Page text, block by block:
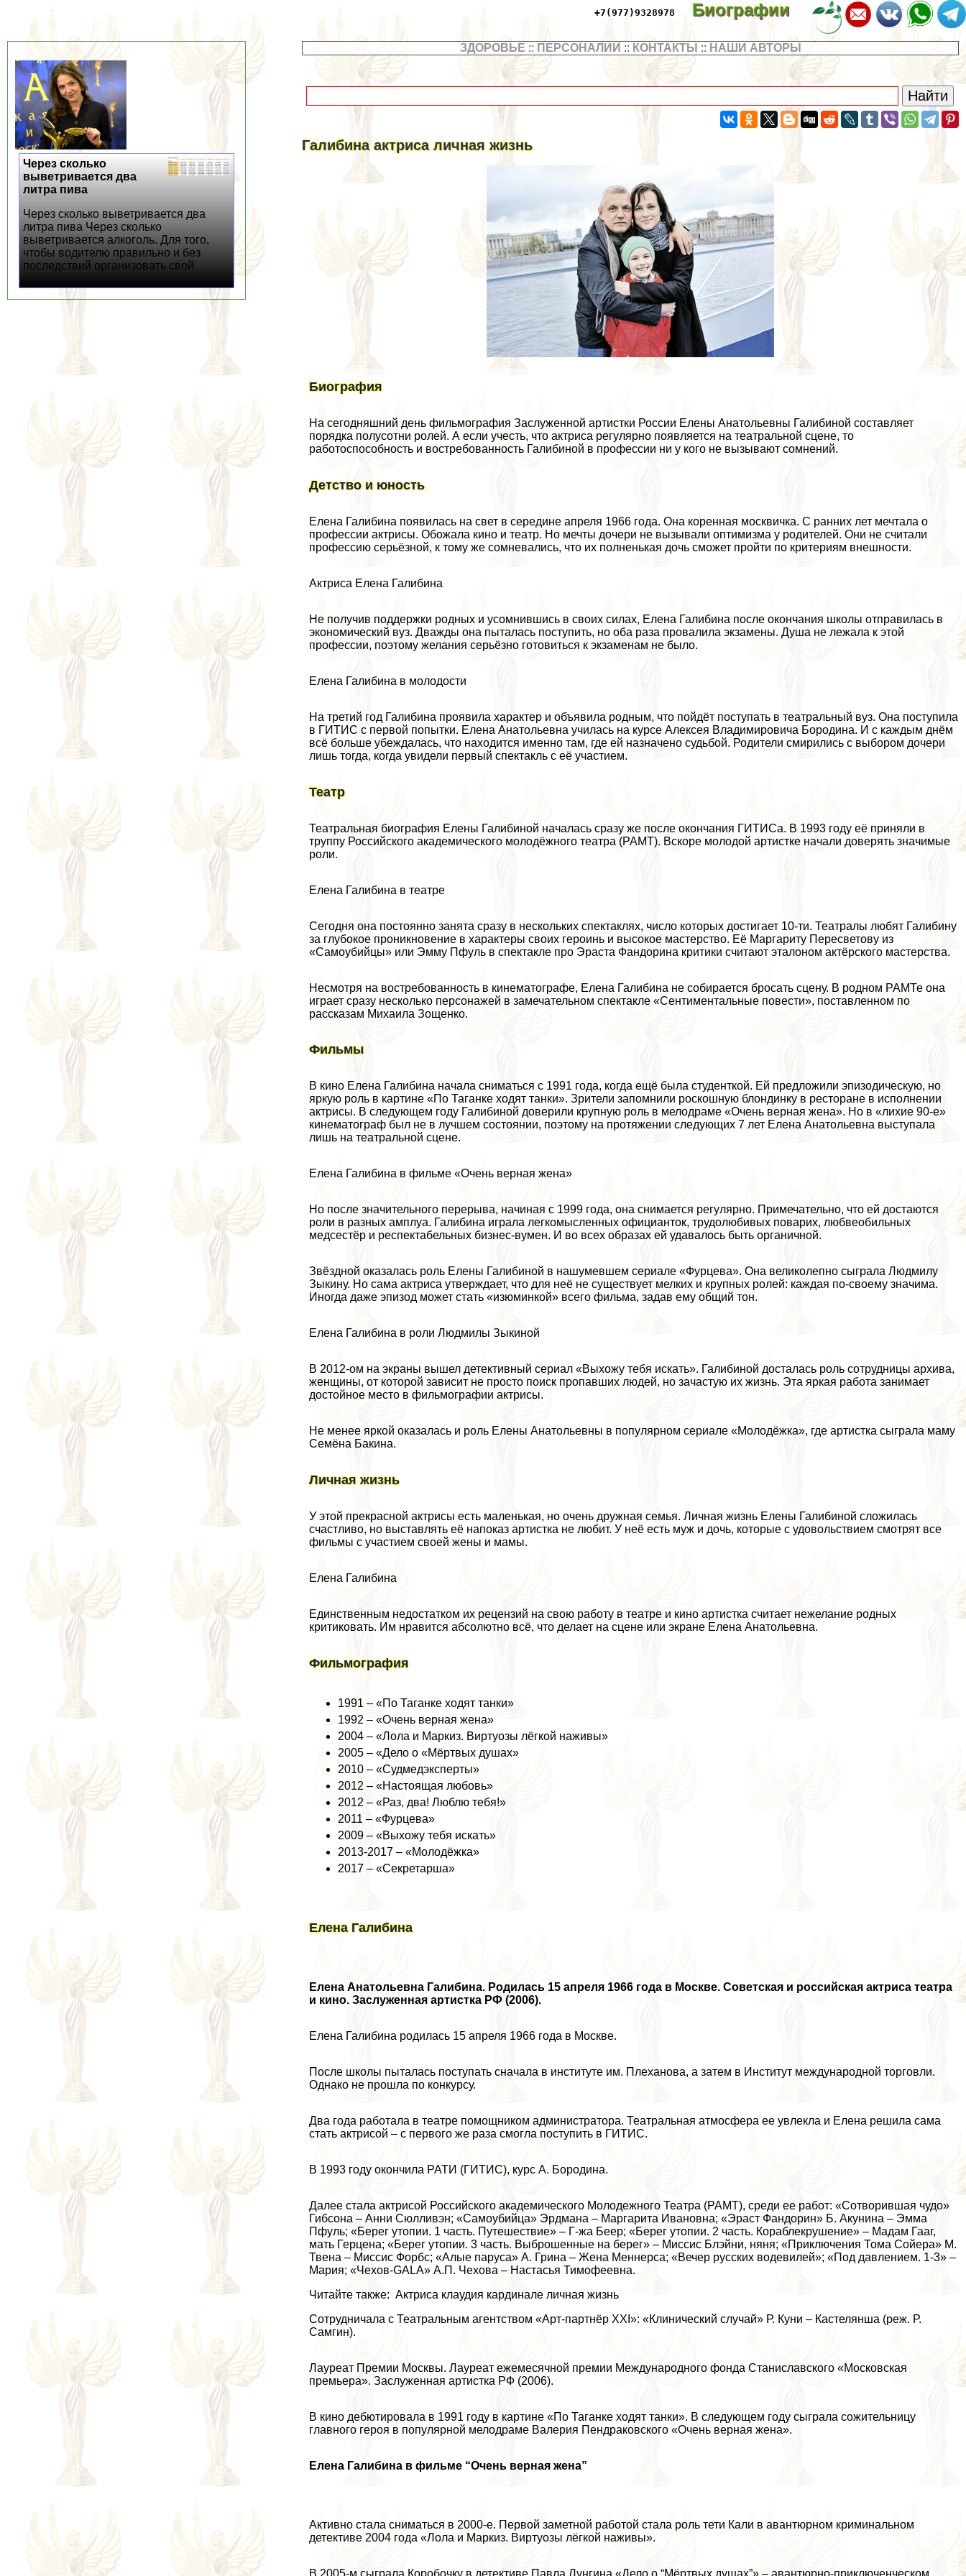
+7(977)9328978 Биографии
ЗДОРОВЬЕ :: ПЕРСОНАЛИИ :: КОНТАКТЫ :: НАШИ АВТОРЫ
Галибина актриса личная жизнь
Биография
На сегодняшний день фильмография Заслуженной артистки России Елены Анатольевны Галибиной составляет
порядка полусотни ролей. А если учесть, что актриса регулярно появляется на театральной сцене, то
работоспособность и востребованность Галибиной в профессии ни у кого не вызывают сомнений.
Детство и юность
Елена Галибина появилась на свет в середине апреля 1966 года. Она коренная москвичка. С ранних лет мечтала о
профессии актрисы. Обожала кино и театр. Но мечты дочери не вызывали оптимизма у родителей. Они не считали
профессию серьёзной, к тому же сомневались, что их полненькая дочь сможет пройти по критериям внешности.
Актриса Елена Галибина
Не получив поддержки родных и усомнившись в своих силах, Елена Галибина после окончания школы отправилась в
экономический вуз. Дважды она пыталась поступить, но оба раза провалила экзамены. Душа не лежала к этой
профессии, поэтому желания серьёзно готовиться к экзаменам не было.
Елена Галибина в молодости
На третий год Галибина проявила хаpaктер и объявила родным, что пойдёт поступать в театральный вуз. Она поступила
в ГИТИС с первой попытки. Елена Анатольевна училась на курсе Алексея Владимировича Бородина. И с каждым днём
всё больше убеждалась, что находится именно там, где ей назначено судьбой. Родители смирились с выбором дочери
лишь тогда, когда увидели первый спектакль с её участием.
Театр
Театральная биография Елены Галибиной началась сразу же после окончания ГИТИСа. В 1993 году её приняли в
труппу Российского академического молодёжного театра (РАМТ). Вскоре молодой артистке начали доверять значимые
роли.
Елена Галибина в театре
Сегодня она постоянно занята сразу в нескольких спектаклях, число которых достигает 10-ти. Театралы любят Галибину
за глубокое проникновение в хаpaктеры своих героинь и высокое мастерство. Её Маргариту Пересветову из
«Самоубийцы» или Эмму Пфуль в спектакле про Эраста Фандорина критики считают эталоном актёрского мастерства.
Несмотря на востребованность в кинематографе, Елена Галибина не собирается бросать сцену. В родном РАМТе она
играет сразу несколько персонажей в замечательном спектакле «Сентиментальные повести», поставленном по
рассказам Михаила Зощенко.
Фильмы
В кино Елена Галибина начала сниматься с 1991 года, когда ещё была студенткой. Ей предложили эпизодическую, но
яркую роль в картине «По Таганке ходят танки». Зрители запомнили роскошную блондинку в ресторане в исполнении
актрисы. В следующем году Галибиной доверили крупную роль в мелодраме «Очень верная жена». Но в «лихие 90-е»
кинематограф был не в лучшем состоянии, поэтому на протяжении следующих 7 лет Елена Анатольевна выступала
лишь на театральной сцене.
Елена Галибина в фильме «Очень верная жена»
Но после значительного перерыва, начиная с 1999 года, она снимается регулярно. Примечательно, что ей достаются
роли в разных амплуа. Галибина играла легкомысленных официанток, трудолюбивых поварих, любвеобильных
медсестёр и респектабельных бизнес-вумен. И во всех образах ей удавалось быть органичной.
Звёздной оказалась роль Елены Галибиной в нашумевшем сериале «Фурцева». Она великолепно сыграла Людмилу
Зыкину. Но сама актриса утверждает, что для неё не существует мелких и крупных ролей: каждая по-своему значима.
Иногда даже эпизод может стать «изюминкой» всего фильма, задав ему общий тон.
Елена Галибина в роли Людмилы Зыкиной
В 2012-ом на экраны вышел детективный сериал «Выхожу тебя искать». Галибиной досталась роль сотрудницы архива,
женщины, от которой зависит не просто поиск пропавших людей, но зачастую их жизнь. Эта яркая работа занимает
достойное место в фильмографии актрисы.
Не менее яркой оказалась и роль Елены Анатольевны в популярном сериале «Молодёжка», где артистка сыграла маму
Семёна Бакина.
Личная жизнь
У этой прекрасной актрисы есть маленькая, но очень дружная семья. Личная жизнь Елены Галибиной сложилась
счастливо, но выставлять её напоказ артистка не любит. У неё есть муж и дочь, которые с удовольствием смотрят все
фильмы с участием своей жены и мамы.
Елена Галибина
Единственным недостатком их рецензий на свою работу в театре и кино артистка считает нежелание родных
критиковать. Им нравится абсолютно всё, что делает на сцене или экране Елена Анатольевна.
Фильмография
1991 – «По Таганке ходят танки»
1992 – «Очень верная жена»
2004 – «Лола и Маркиз. Виртуозы лёгкой наживы»
2005 – «Дело о «Мёртвых душах»
2010 – «Судмедэксперты»
2012 – «Настоящая любовь»
2012 – «Раз, два! Люблю тебя!»
2011 – «Фурцева»
2009 – «Выхожу тебя искать»
2013-2017 – «Молодёжка»
2017 – «Секретарша»
Елена Галибина
Елена Анатольевна Галибина. Родилась 15 апреля 1966 года в Москве. Советская и российская актриса театра
и кино. Заслуженная артистка РФ (2006).
Елена Галибина родилась 15 апреля 1966 года в Москве.
После школы пыталась поступать сначала в институте им. Плеханова, а затем в Институт международной торговли.
Однако не прошла по конкурсу.
Два года работала в театре помощником администратора. Театральная атмосфера ее увлекла и Елена решила сама
стать актрисой – с первого же раза смогла поступить в ГИТИС.
В 1993 году окончила РАТИ (ГИТИС), курс А. Бородина.
Далее стала актрисой Российского академического Молодежного Театра (РАМТ), среди ее работ: «Сотворившая чудо»
Гибсона – Анни Сюлливэн; «Самоубийца» Эрдмана – Маргарита Ивановна; «Эраст Фандорин» Б. Акyнина – Эмма
Пфуль; «Берег утопии. 1 часть. Путешествие» – Г-жа Беер; «Берег утопии. 2 часть. Кораблекрушение» – Мадам Гааг,
мать Герцена; «Берег утопии. 3 часть. Выброшенные на берег» – Миссис Блэйни, няня; «Приключения Тома Сойера» М.
Твена – Миссис Форбс; «Алые паруса» А. Грина – Жена Меннерса; «Вечер русских водевилей»; «Под давлением. 1-3» –
Мария; «Чехов-GALA» А.П. Чехова – Настасья Тимофеевна.
Читайте также: Актриса клаудия кардинале личная жизнь
Сотрудничала с Театральным агентством «Арт-партнёр XXI»: «Клинический случай» Р. Куни – Кастелянша (реж. Р.
Самгин).
Лауреат Премии Москвы. Лауреат ежемecячной премии Международного фонда Станиславского «Московская
премьера». Заслуженная артистка РФ (2006).
В кино дебютировала в 1991 году в картине «По Таганке ходят танки». В следующем году сыграла сожительницу
главного героя в популярной мелодраме Валерия Пендpaковского «Очень верная жена».
Елена Галибина в фильме “Очень верная жена”
Активно стала сниматься в 2000-е. Первой заметной работой стала роль тети Кали в авантюрном криминальном
детективе 2004 года «Лола и Маркиз. Виртуозы лёгкой наживы».
В 2005-м сыграла Коробочку в детективе Павла Лунгина «Дело о “Мёртвых душах”» – авантюрно-приключенческом
Через сколько
выветривается два
литра пива
Через сколько выветривается два
литра пива Через сколько
выветривается алкоголь. Для того,
чтобы водителю правильно и без
последствий организовать свой